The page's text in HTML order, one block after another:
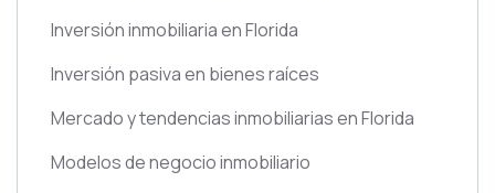
Inversión inmobiliaria en Florida
Inversión pasiva en bienes raíces
Mercado y tendencias inmobiliarias en Florida
Modelos de negocio inmobiliario